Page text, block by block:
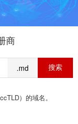
商
.md
）的域名。